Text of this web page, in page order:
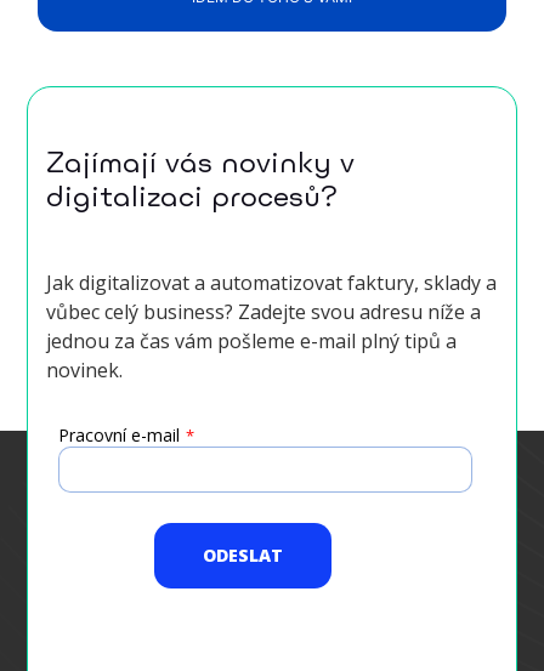
Zajímají vás novinky v
digitalizaci procesů?
Jak digitalizovat a automatizovat faktury, sklady a
vůbec celý business? Zadejte svou adresu níže a
jednou za čas vám pošleme e-mail plný tipů a
novinek.